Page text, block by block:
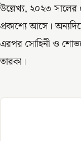
উল্লেখ্য, ২০২৩ সালের
প্রকাশ্যে আসে।
এরপর সোহিনী ও
তারকা।